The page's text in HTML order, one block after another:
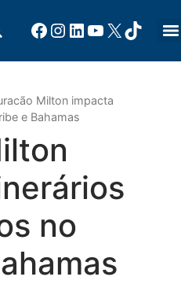
Milton impacta
e Bahamas
no